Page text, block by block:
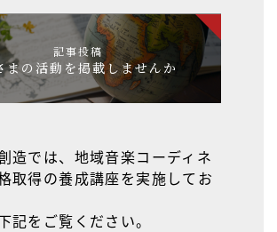
記事投稿
まの活動を掲載しませんか
造では、地域音楽コーディネ
取得の養成講座を実施してお
記をご覧ください。